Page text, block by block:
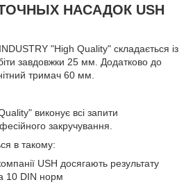
НАСАДОК USH
"High Quality" складається із
завдовжки 25 мм. Додатково до
тримач 60 мм.
виконує всі запити
закручування.
в такому:
USH досягають результату
10 DIN норм